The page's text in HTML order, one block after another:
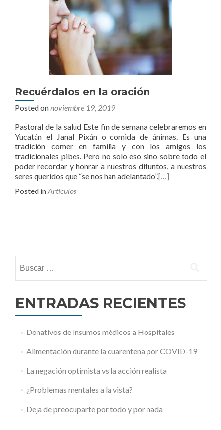
Recuérdalos en la oración
Posted onnoviembre 19, 2019
Pastoral de la salud Este fin de semana celebraremos en
Yucatán el Janal Pixán o comida de ánimas. Es una
tradición comer en familia y con los amigos los
tradicionales pibes. Pero no solo eso sino sobre todo el
poder recordar y honrar a nuestros difuntos, a nuestros
seres queridos que “se nos han adelantado”.[…]
Posted inArtículos
navigation
ENTRADAS RECIENTES
Donativos de Insumos médicos a Hospitales
Alimentación durante la cuarentena por COVID-19
La negación optimista vs la acción realista
¿Problemas mentales a la vista?
Deja de preocuparte por todo y por nada